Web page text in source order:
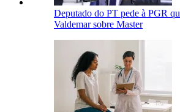
Deputado do PT pede à PGR
Valdemar sobre Master